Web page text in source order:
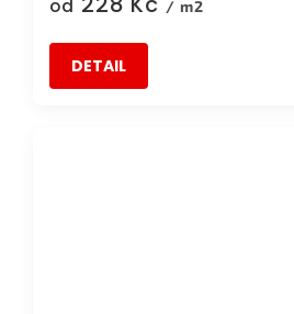
od / m2
DETAIL